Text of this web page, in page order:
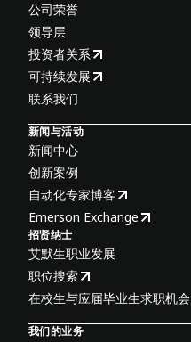
公司荣誉
领导层
投资者关系
可持续发展
联系我们
新闻与活动
新闻中心
创新案例
自动化专家博客
Emerson Exchange
招贤纳士
艾默生职业发展
职位搜索
在校生与应届毕业生求职机会
我们的业务